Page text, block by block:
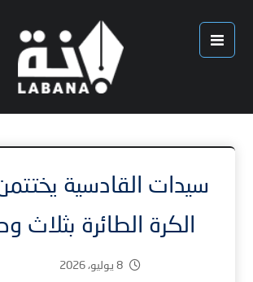
سيدات القادسية
الكرة الطائرة بثلاث
8 يوليو، 2026